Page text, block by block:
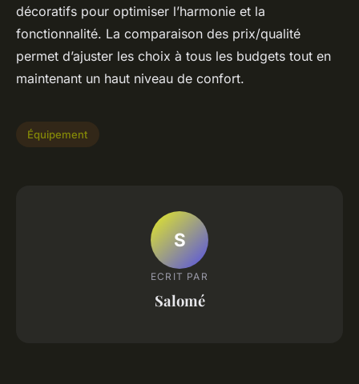
décoratifs pour optimiser l’harmonie et la
fonctionnalité. La comparaison des prix/qualité
permet d’ajuster les choix à tous les budgets tout en
maintenant un haut niveau de confort.
Équipement
S
ECRIT PAR
Salomé